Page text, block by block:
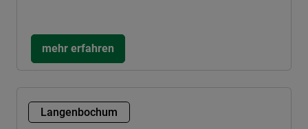
mehr erfahren
Langenbochum